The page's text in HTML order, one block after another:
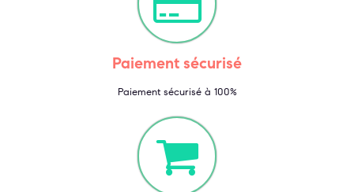
Paiement sécurisé
Paiement sécurisé à 100%